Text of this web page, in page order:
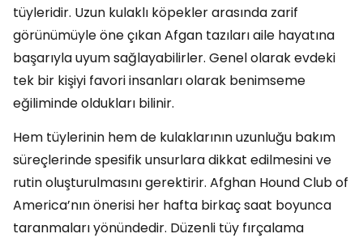
tüyleridir. Uzun kulaklı köpekler arasında zarif
görünümüyle öne çıkan Afgan tazıları aile hayatına
başarıyla uyum sağlayabilirler. Genel olarak evdeki
tek bir kişiyi favori insanları olarak benimseme
eğiliminde oldukları bilinir.
Hem tüylerinin hem de kulaklarının uzunluğu bakım
süreçlerinde spesifik unsurlara dikkat edilmesini ve
rutin oluşturulmasını gerektirir. Afghan Hound Club of
America’nın önerisi her hafta birkaç saat boyunca
taranmaları yönündedir. Düzenli tüy fırçalama